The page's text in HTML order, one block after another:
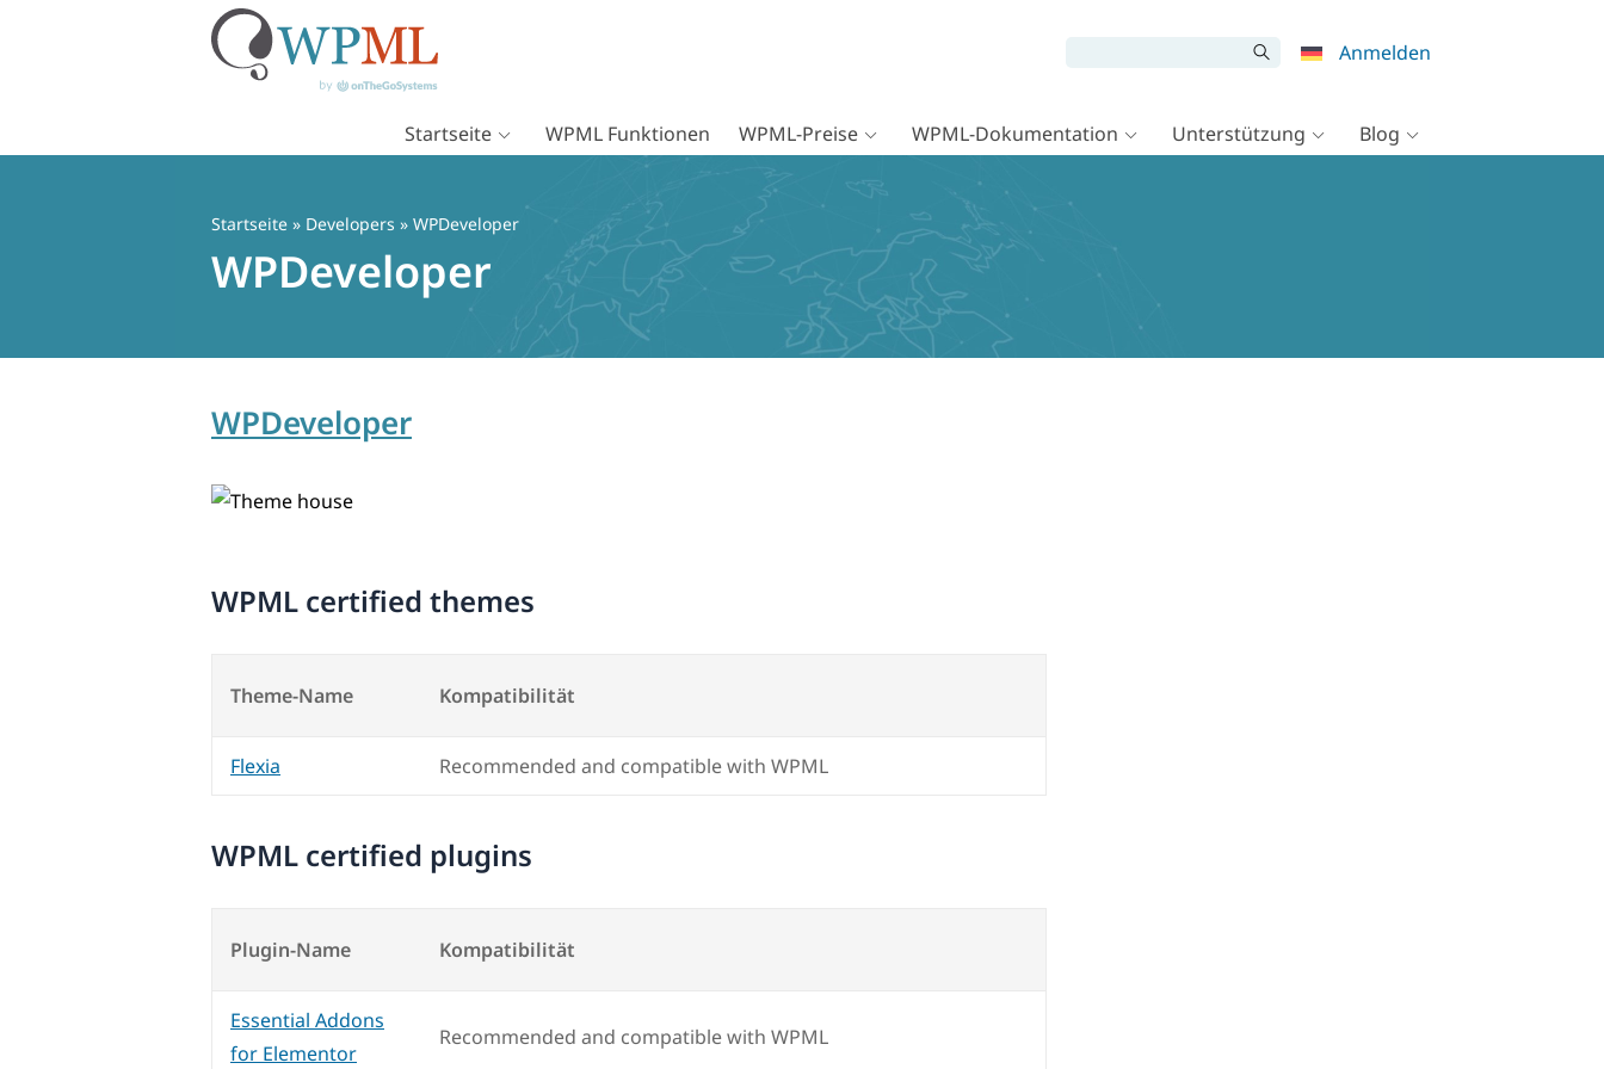
Anmelden
Startseite WPML Funktionen WPML-Preise WPML-Dokumentation Unterstützung Blog
Startseite » Developers » WPDeveloper
WPDeveloper
WPDeveloper
WPML certified themes
Theme-Name Kompatibilität
Flexia Recommended and compatible with WPML
WPML certified plugins
Plugin-Name Kompatibilität
Essential Addons
for Elementor
Recommended and compatible with WPML